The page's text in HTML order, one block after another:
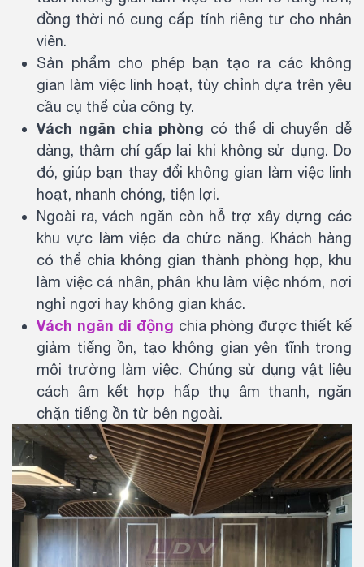
đồng thời nó cung cấp tính riêng tư cho nhân
viên.
Sản phẩm cho phép bạn tạo ra các không
gian làm việc linh hoạt, tùy chỉnh dựa trên yêu
cầu cụ thể của công ty.
Vách ngăn chia phòng có thể di chuyển dễ
dàng, thậm chí gấp lại khi không sử dụng. Do
đó, giúp bạn thay đổi không gian làm việc linh
hoạt, nhanh chóng, tiện lợi.
Ngoài ra, vách ngăn còn hỗ trợ xây dựng các
khu vực làm việc đa chức năng. Khách hàng
có thể chia không gian thành phòng họp, khu
làm việc cá nhân, phân khu làm việc nhóm, nơi
nghỉ ngơi hay không gian khác.
Vách ngăn di động chia phòng được thiết kế
giảm tiếng ồn, tạo không gian yên tĩnh trong
môi trường làm việc. Chúng sử dụng vật liệu
cách âm kết hợp hấp thụ âm thanh, ngăn
chặn tiếng ồn từ bên ngoài.